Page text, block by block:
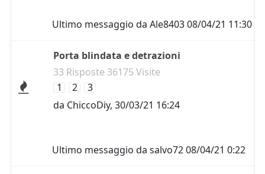
Ultimo messaggio da Ale840308/04/21 11:30
Porta blindata e detrazioni
33 Risposte 36175 Visite
1
2
3
da ChiccoDiy, 30/03/21 16:24
Ultimo messaggio da salvo7208/04/21 0:22